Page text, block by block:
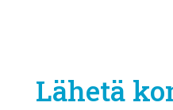
Lähetä